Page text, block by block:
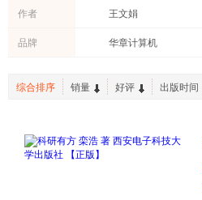
心理学
立信会计出版社
作者 王文娟
吕海涛
品牌 华章计算机
综合排序 销量 好评 出版时间